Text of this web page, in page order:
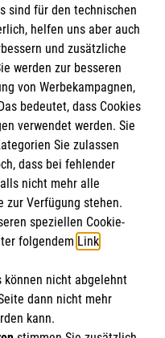
eG
2127 46
sind für den technischen
helfen uns aber auch
und zusätzliche
werden zur besseren
von Werbekampagnen,
bedeutet, dass Cookies
verwendet werden. Sie
Sie zulassen
dass bei fehlender
nicht mehr alle
zur Verfügung stehen.
speziellen Cookie-
folgendem Link.
können nicht abgelehnt
dann nicht mehr
kann.